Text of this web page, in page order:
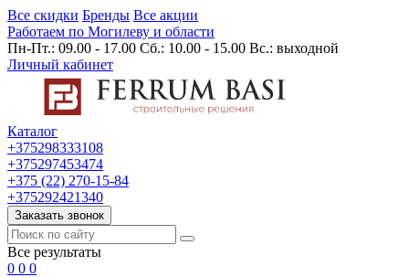
Все скидки Бренды Все акции
Работаем по Могилеву и области
Пн-Пт.: 09.00 - 17.00 Сб.: 10.00 - 15.00 Вс.: выходной
Личный кабинет
Каталог
+375298333108
+375297453474
+375 (22) 270-15-84
+375292421340
Заказать звонок
Все результаты
0 0 0